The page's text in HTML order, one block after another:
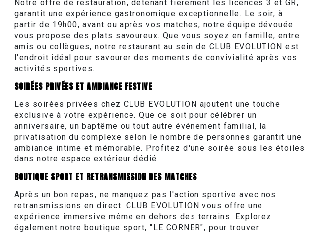
Notre offre de restauration, détenant fièrement les licences 3 et GR,
garantit une expérience gastronomique exceptionnelle. Le soir, à
partir de 19h00, avant ou après vos matches, notre équipe dévouée
vous propose des plats savoureux. Que vous soyez en famille, entre
amis ou collègues, notre restaurant au sein de CLUB EVOLUTION est
l'endroit idéal pour savourer des moments de convivialité après vos
activités sportives.
SOIRÉES PRIVÉES ET AMBIANCE FESTIVE
Les soirées privées chez CLUB EVOLUTION ajoutent une touche
exclusive à votre expérience. Que ce soit pour célébrer un
anniversaire, un baptême ou tout autre événement familial, la
privatisation du complexe selon le nombre de personnes garantit une
ambiance intime et mémorable. Profitez d'une soirée sous les étoiles
dans notre espace extérieur dédié.
BOUTIQUE SPORT ET RETRANSMISSION DES MATCHES
Après un bon repas, ne manquez pas l'action sportive avec nos
retransmissions en direct. CLUB EVOLUTION vous offre une
expérience immersive même en dehors des terrains. Explorez
également notre boutique sport, "LE CORNER", pour trouver